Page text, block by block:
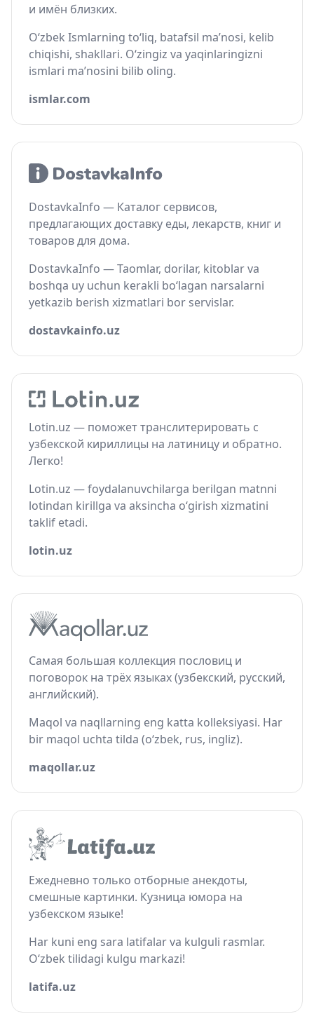
и имён близких.
O‘zbek Ismlarning to‘liq, batafsil ma’nosi, kelib
chiqishi, shakllari. O‘zingiz va yaqinlaringizni
ismlari ma’nosini bilib oling.
ismlar.com
DostavkaInfo — Каталог сервисов,
предлагающих доставку еды, лекарств, книг и
товаров для дома.
DostavkaInfo — Taomlar, dorilar, kitoblar va
boshqa uy uchun kerakli bo‘lagan narsalarni
yetkazib berish xizmatlari bor servislar.
dostavkainfo.uz
Lotin.uz — поможет транслитерировать с
узбекской кириллицы на латиницу и обратно.
Легко!
Lotin.uz — foydalanuvchilarga berilgan matnni
lotindan kirillga va aksincha o‘girish xizmatini
taklif etadi.
lotin.uz
Самая большая коллекция пословиц и
поговорок на трёх языках (узбекский, русский,
английский).
Maqol va naqllarning eng katta kolleksiyasi. Har
bir maqol uchta tilda (o‘zbek, rus, ingliz).
maqollar.uz
Ежедневно только отборные анекдоты,
смешные картинки. Кузница юмора на
узбекском языке!
Har kuni eng sara latifalar va kulguli rasmlar.
O‘zbek tilidagi kulgu markazi!
latifa.uz